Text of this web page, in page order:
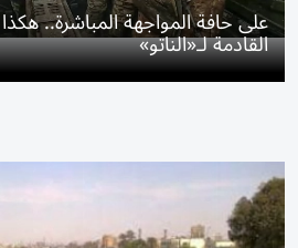
على حافة المواجهة المباشرة..
القادمة لـ«الناتو»